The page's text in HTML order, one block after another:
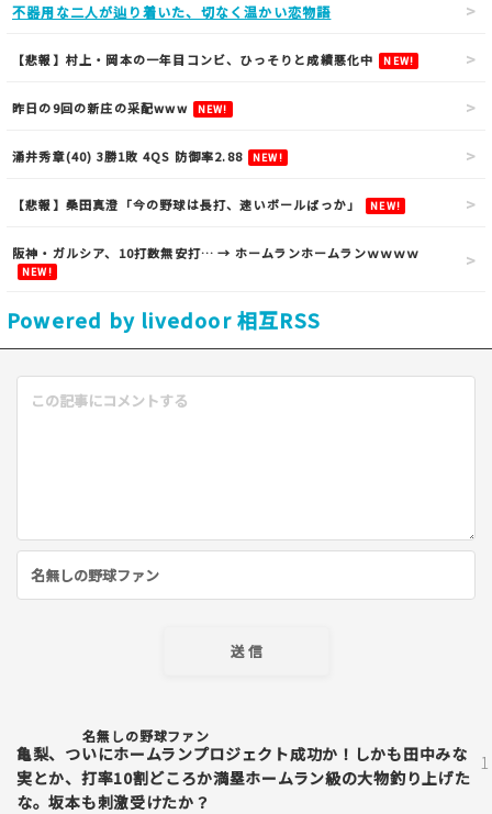
不器用な二人が辿り着いた、切なく温かい恋物語
【悲報】村上・岡本の一年目コンビ、ひっそりと成績悪化中 NEW!
昨日の9回の新庄の采配www NEW!
涌井秀章(40) 3勝1敗 4QS 防御率2.88 NEW!
【悲報】桑田真澄「今の野球は長打、速いボールばっか」 NEW!
阪神・ガルシア、10打数無安打… → ホームランホームランｗｗｗｗ
NEW!
Powered by livedoor 相互RSS
名無しの野球ファン
亀梨、ついにホームランプロジェクト成功か！しかも田中みな
実とか、打率10割どころか満塁ホームラン級の大物釣り上げた
な。坂本も刺激受けたか？